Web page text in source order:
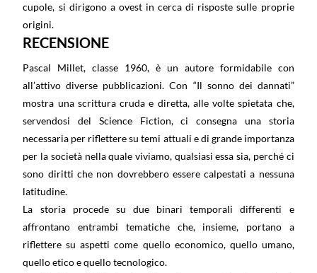
cupole, si dirigono a ovest in cerca di risposte sulle proprie
origini.
RECENSIONE
Pascal Millet, classe 1960, è un autore formidabile con
all’attivo diverse pubblicazioni. Con “Il sonno dei dannati”
mostra una scrittura cruda e diretta, alle volte spietata che,
servendosi del Science Fiction, ci consegna una storia
necessaria per riflettere su temi attuali e di grande importanza
per la società nella quale viviamo, qualsiasi essa sia, perché ci
sono diritti che non dovrebbero essere calpestati a nessuna
latitudine.
La storia procede su due binari temporali differenti e
affrontano entrambi tematiche che, insieme, portano a
riflettere su aspetti come quello economico, quello umano,
quello etico e quello tecnologico.